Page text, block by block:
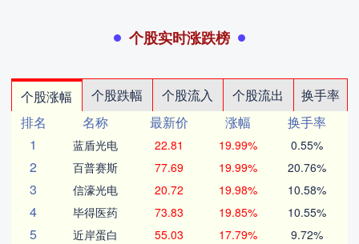
个股实时涨跌榜
个股涨幅 个股跌幅 个股流入 个股流出
换手率
排名
名称 最新价 涨幅
换手率
1
蓝盾光电 22.81 19.99% 0.55%
2 百普赛斯 77.69 19.99% 20.76%
3 信濠光电 20.72 19.98% 10.58%
4 毕得医药 73.83 19.85% 10.55%
5 近岸蛋白 55.03 17.79% 9.72%